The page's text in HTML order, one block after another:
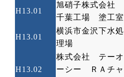
H13.01
旭硝子株式会社
千葉工場 塗工室
H13.01
横浜市金沢下水処
理場
H13.02
株式会社 テーオ
ーシー ＲＡチャ